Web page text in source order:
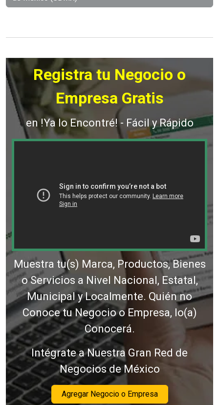
Registra tu Negocio o
Empresa Gratis
en !Ya lo Encontré! - Fácil y Rápido
Muestra tu(s) Marca, Productos, Bienes
o Servicios a Nivel Nacional, Estatal,
Municipal y Localmente. Quién no
Conoce tu Negocio o Empresa, lo(a)
Conocerá.
Intégrate a Nuestra Gran Red de
Negocios de México
Agregar Negocio o Empresa